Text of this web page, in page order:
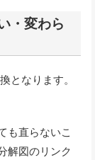
・変わら
となります。
も直らないこ
解図のリンク